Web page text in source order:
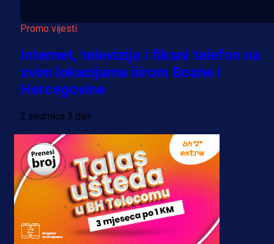
Promo vijesti
Internet, televizija i fiksni telefon na
svim lokacijama širom Bosne i
Hercegovine
2 sedmica 3 dan